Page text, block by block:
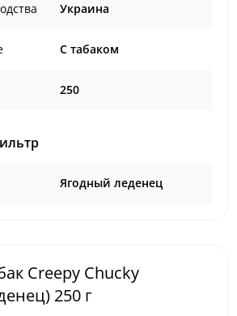
Украина
C табаком
250
Ягодный леденец
Creepy Chucky
250 г